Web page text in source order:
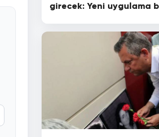
girecek: Yeni uygulama